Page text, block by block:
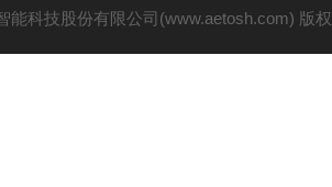
能科技股份有限公司(www.aetosh.com)